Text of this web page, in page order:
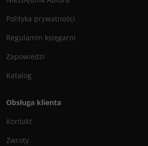
Polityka prywatności
Regulamin księgarni
Zapowiedzi
Katalog
Obsługa klienta
Kontakt
Zwroty